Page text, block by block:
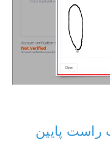
پایین